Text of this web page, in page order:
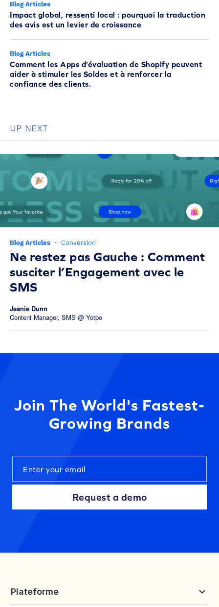
Blog Articles
Impact global, ressenti local : pourquoi la traduction
des avis est un levier de croissance
Blog Articles
Comment les Apps d’évaluation de Shopify peuvent
aider à stimuler les Soldes et à renforcer la
confiance des clients.
UP NEXT
Blog Articles · Conversion
Ne restez pas Gauche : Comment
susciter l’Engagement avec le
SMS
Jeanie Dunn
Content Manager, SMS @ Yotpo
Join The World's Fastest-
Growing Brands
Request a demo
Plateforme